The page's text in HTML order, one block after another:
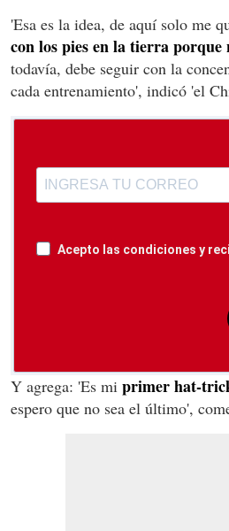
'Esa es la idea, de aquí solo me
con los pies en la tierra porque
todavía, debe seguir con la
cada entrenamiento', indicó 'el
Acepto las condiciones y
Y agrega: 'Es mi primer hat-
espero que no sea el último',